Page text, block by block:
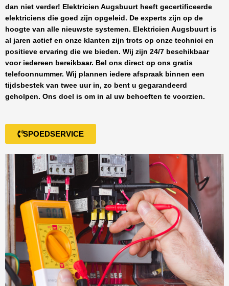
dan niet verder! Elektricien Augsbuurt heeft gecertificeerde
elektriciens die goed zijn opgeleid. De experts zijn op de
hoogte van alle nieuwste systemen. Elektricien Augsbuurt is
al jaren actief en onze klanten zijn trots op onze technici en
positieve ervaring die we bieden. Wij zijn 24/7 beschikbaar
voor iedereen bereikbaar. Bel ons direct op ons gratis
telefoonnummer. Wij plannen iedere afspraak binnen een
tijdsbestek van twee uur in, zo bent u gegarandeerd
geholpen. Ons doel is om in al uw behoeften te voorzien.
SPOEDSERVICE